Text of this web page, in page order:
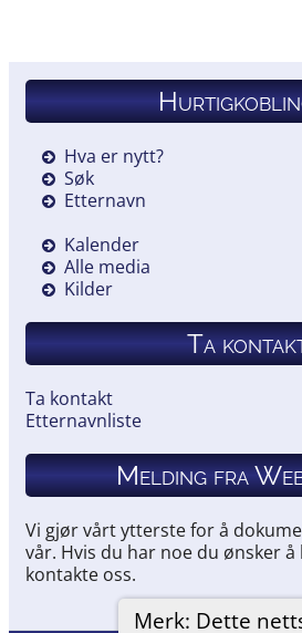
Merk: Dette
Hva er nytt?
Søk
Etternavn
Kalender
Alle media
Kilder
Ta
Ta kontakt
Etternavnliste
Melding fra
Vi gjør vårt ytterste for å
vår. Hvis du har noe du ønsker å
kontakte oss.